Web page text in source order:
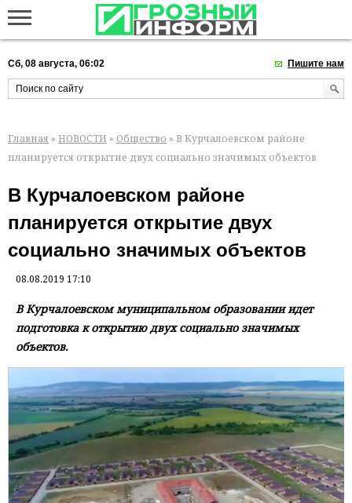
Сб, 08 августа, 06:02 Пишите нам
Главная » НОВОСТИ » Общество » В Курчалоевском районе
планируется открытие двух социально значимых объектов
В Курчалоевском районе
планируется открытие двух
социально значимых объектов
08.08.2019 17:10
В Курчалоевском муниципальном образовании идет
подготовка к открытию двух социально значимых
объектов.